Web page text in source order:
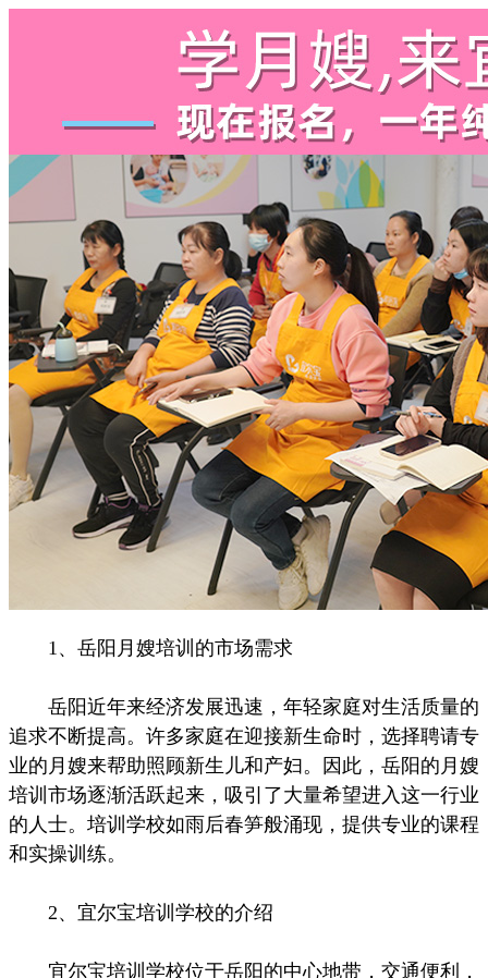
1、岳阳月嫂培训的市场需求
岳阳近年来经济发展迅速，年轻家庭对生活质量的
追求不断提高。许多家庭在迎接新生命时，选择聘请专
业的月嫂来帮助照顾新生儿和产妇。因此，岳阳的月嫂
培训市场逐渐活跃起来，吸引了大量希望进入这一行业
的人士。培训学校如雨后春笋般涌现，提供专业的课程
和实操训练。
2、宜尔宝培训学校的介绍
宜尔宝培训学校位于岳阳的中心地带，交通便利，